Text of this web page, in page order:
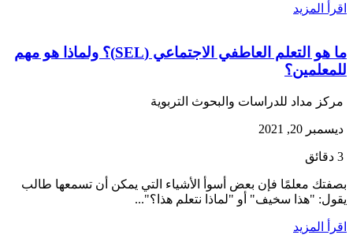
اقرأ المزيد
ما هو التعلم العاطفي الاجتماعي (SEL)؟ ولماذا هو مهم
للمعلمين؟
مركز مداد للدراسات والبحوث التربوية
ديسمبر 20, 2021
بصفتك معلمًا فإن بعض أسوأ الأشياء التي يمكن أن تسمعها طالب
يقول: "هذا سخيف" أو "لماذا نتعلم هذا؟"...
اقرأ المزيد